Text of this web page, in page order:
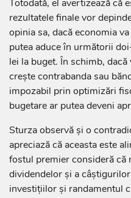
Totodată, el avertizează că
rezultatele finale vor
opinia sa, dacă economia
putea aduce în următorii
lei la buget. În schimb,
crește contrabanda sau
impozabil prin optimizări
bugetare ar putea deveni
Sturza observă și o
apreciază că aceasta este
fostul premier consideră că
dividendelor și a
investițiilor și randamentul